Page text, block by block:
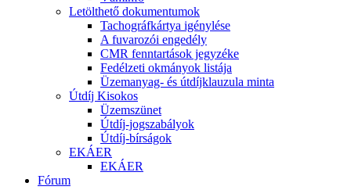
Letölthető dokumentumok
Tachográfkártya igénylése
A fuvarozói engedély
CMR fenntartások jegyzéke
Fedélzeti okmányok listája
Üzemanyag- és útdíjklauzula minta
Útdíj Kisokos
Üzemszünet
Útdíj-jogszabályok
Útdíj-bírságok
EKÁER
EKÁER
Fórum